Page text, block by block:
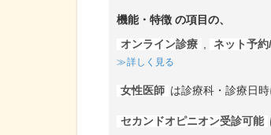
機能・特徴 の項目の、
オンライン診療 ネット予
詳しく見る
女性医師 は診療科・診療日
セカンドオピニオン受診可能